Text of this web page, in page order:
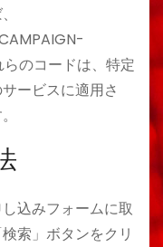
のコードは、特定
ービスに適用さ
込みフォームに取
索」ボタンをクリ